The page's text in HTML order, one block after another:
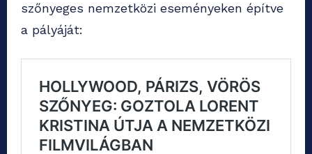
szőnyeges nemzetközi eseményeken építve
a pályáját: